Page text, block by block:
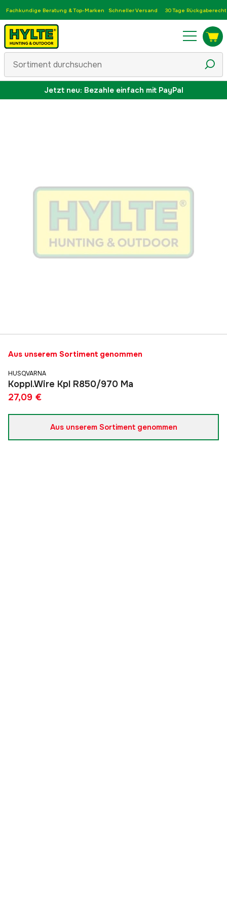
Fachkundige Beratung & Top-Marken Schneller Versand 30 Tage Rückgaberecht
Jetzt neu: Bezahle einfach mit PayPal
Aus unserem Sortiment genommen
HUSQVARNA
Koppl.Wire Kpl R850/970 Ma
27,09 €
Aus unserem Sortiment genommen